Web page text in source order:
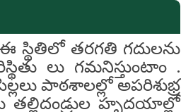
తరగతి గదులను
లు గమనిస్తుంటాం .
పాఠశాలల్లో అపరిశుభ్ర
హృదయాల్లో